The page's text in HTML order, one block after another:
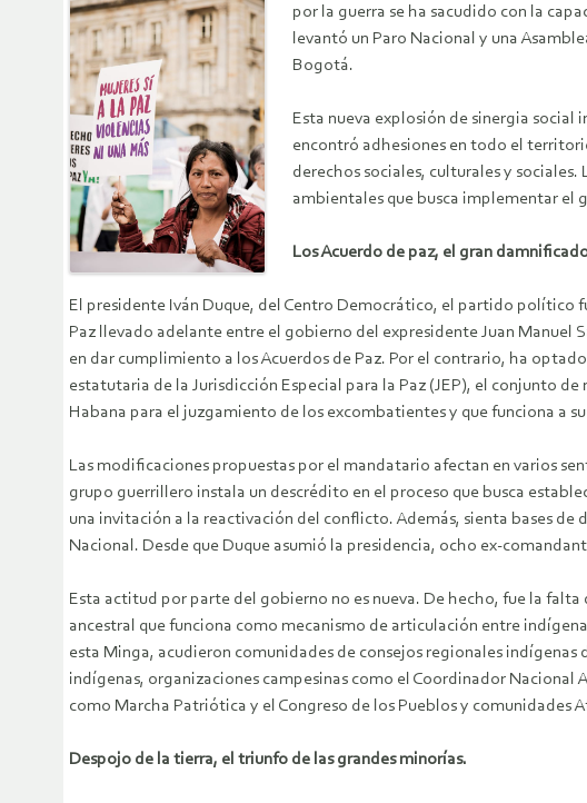
por la guerra se ha sacudido con la
levantó un Paro Nacional y una
Bogotá.
Esta nueva explosión de sinergia social
encontró adhesiones en todo el
derechos sociales, culturales y
ambientales que busca implementar el
Los Acuerdo de paz, el gran
El presidente Iván Duque, del Centro Democrático, el partido político
Paz llevado adelante entre el gobierno del expresidente Juan Manuel
en dar cumplimiento a los Acuerdos de Paz. Por el contrario, ha
estatutaria de la Jurisdicción Especial para la Paz (JEP), el conjunto
Habana para el juzgamiento de los excombatientes y que funciona a
Las modificaciones propuestas por el mandatario afectan en varios
grupo guerrillero instala un descrédito en el proceso que busca
una invitación a la reactivación del conflicto. Además, sienta bases
Nacional. Desde que Duque asumió la presidencia, ocho ex-
Esta actitud por parte del gobierno no es nueva. De hecho, fue la
ancestral que funciona como mecanismo de articulación entre
esta Minga, acudieron comunidades de consejos regionales
indígenas, organizaciones campesinas como el Coordinador
como Marcha Patriótica y el Congreso de los Pueblos y comunidades
Despojo de la tierra, el triunfo de las grandes minorías.